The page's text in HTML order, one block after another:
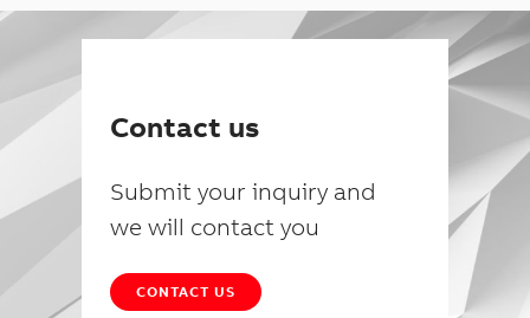
Contact us
Submit your inquiry and
we will contact you
CONTACT US